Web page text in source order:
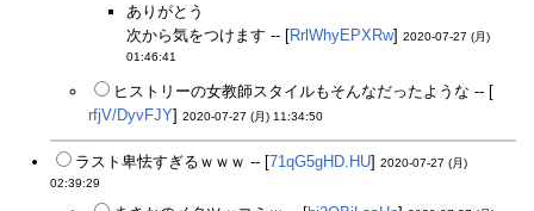
ありがとう
次から気をつけます -- [RrlWhyEPXRw] 2020-07-27 (月)
01:46:41
ヒストリーの女教師スタイルもそんなだったような -- [
rfjV/DyvFJY] 2020-07-27 (月) 11:34:50
ラスト卑怯すぎるｗｗｗ -- [71qG5gHD.HU] 2020-07-27 (月)
02:39:29